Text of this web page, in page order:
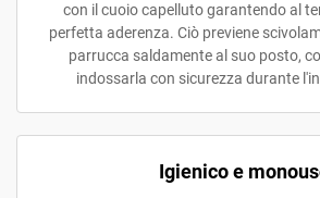
con il cuoio capelluto garantendo al
perfetta aderenza. Ciò previene
parrucca saldamente al suo posto,
indossarla con sicurezza durante
Igienico e